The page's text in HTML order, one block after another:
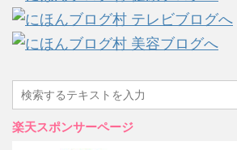
楽天スポンサーページ